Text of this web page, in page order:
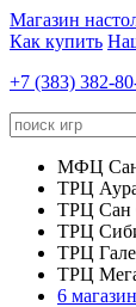
Магазин
Как купить
+7 (383) 382-
МФЦ Сан
ТРЦ
ТРЦ Сан
ТРЦ
ТРЦ
ТРЦ
6